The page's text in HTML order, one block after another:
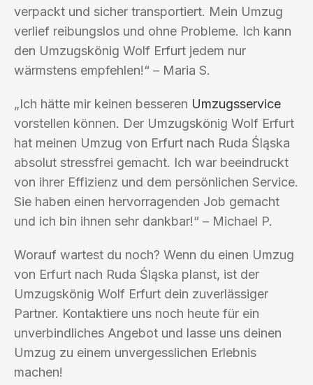
verpackt und sicher transportiert. Mein Umzug
verlief reibungslos und ohne Probleme. Ich kann
den Umzugskönig Wolf Erfurt jedem nur
wärmstens empfehlen!“ – Maria S.
„Ich hätte mir keinen besseren Umzugsservice
vorstellen können. Der Umzugskönig Wolf Erfurt
hat meinen Umzug von Erfurt nach Ruda Śląska
absolut stressfrei gemacht. Ich war beeindruckt
von ihrer Effizienz und dem persönlichen Service.
Sie haben einen hervorragenden Job gemacht
und ich bin ihnen sehr dankbar!“ – Michael P.
Worauf wartest du noch? Wenn du einen Umzug
von Erfurt nach Ruda Śląska planst, ist der
Umzugskönig Wolf Erfurt dein zuverlässiger
Partner. Kontaktiere uns noch heute für ein
unverbindliches Angebot und lasse uns deinen
Umzug zu einem unvergesslichen Erlebnis
machen!